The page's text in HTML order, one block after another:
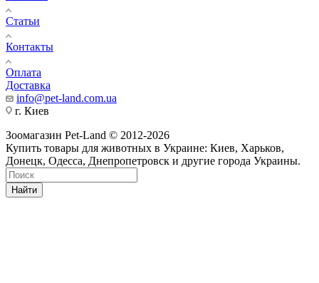
Статьи
Контакты
Оплата
Доставка
info@pet-land.com.ua
г. Киев
Зоомагазин Pet-Land © 2012-2026
Купить товары для животных в Украине: Киев, Харьков,
Донецк, Одесса, Днепропетровск и другие города Украины.
Найти